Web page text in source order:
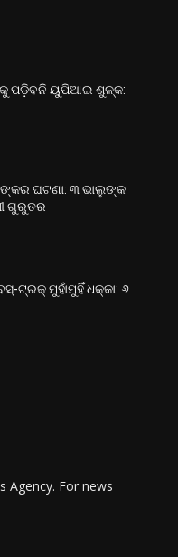
ପଡ଼ିବନି ୟୁପିଆଇ ଶୁଳ୍କ:
ଘଟଣା: ୩ ଭାଲୁଙ୍କ
ଗୁରୁତର
ଟ୍ରକ୍ ମୁହାଁମୁହିଁ ଧକ୍କା: ୬
Agency. For news